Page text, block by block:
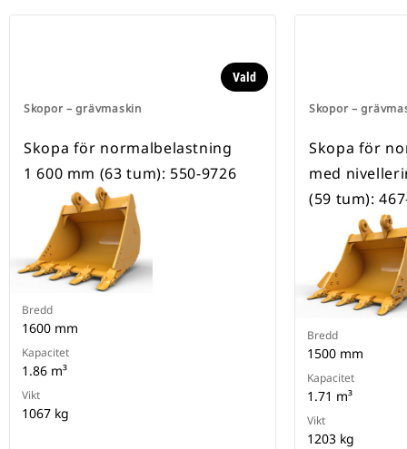
Skopor – grävmaskin
Vald
Skopa för normalbelastning
1 600 mm (63 tum): 550-9726
Bredd
1600 mm
Kapacitet
1.86 m³
Vikt
1067 kg
Skopor –
Skopa för
med
(59 tum):
Bredd
1500 mm
Kapacitet
1.71 m³
Vikt
1203 kg